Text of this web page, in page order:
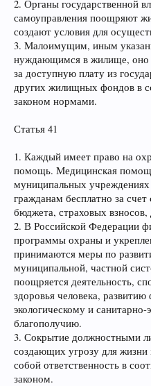
2. Органы государственной
самоуправления поощряют
создают условия для
3. Малоимущим, иным
нуждающимся в жилище, оно
за доступную плату из
других жилищных фондов в
законом нормами.
Статья 41
1. Каждый имеет право на
помощь. Медицинская
муниципальных учреждениях
гражданам бесплатно за
бюджета, страховых
2. В Российской Федерации
программы охраны и
принимаются меры по
муниципальной, частной
поощряется деятельность,
здоровья человека,
экологическому и
благополучию.
3. Сокрытие должностными
создающих угрозу для жизни
собой ответственность в
законом.